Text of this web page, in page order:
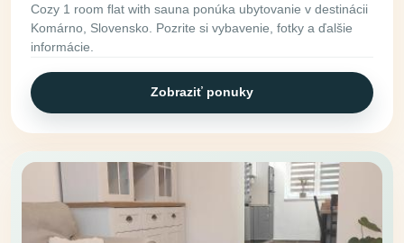
Cozy 1 room flat with sauna ponúka ubytovanie v destinácii
Komárno, Slovensko. Pozrite si vybavenie, fotky a ďalšie
informácie.
Zobraziť ponuky